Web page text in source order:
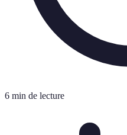
6 min de lecture